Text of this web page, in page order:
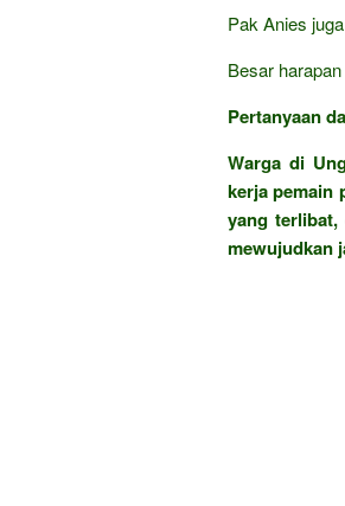
Pak Anies
Besar
Pertanyaan
Warga di
kerja pemain
yang terlibat,
mewujudkan